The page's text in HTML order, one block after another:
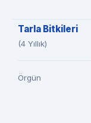
Tarla Bitkileri
(4 Yıllık)
Örgün